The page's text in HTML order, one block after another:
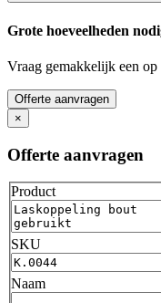
Grote hoeveelheden
Vraag gemakkelijk een op
Offerte aanvragen
×
Offerte aanvragen
Product
SKU
Naam